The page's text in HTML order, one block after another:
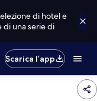
di hotel e
una serie di
Scarica l’app